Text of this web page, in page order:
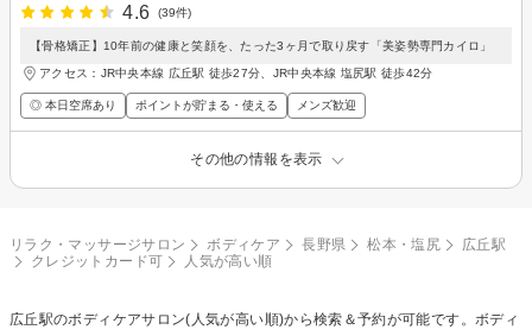
4.6
(39件)
【骨格矯正】10年前の健康と笑顔を、たった3ヶ月で取り戻す「美姿勢専門カイロ」
アクセス：JR中央本線 広丘駅 徒歩27分、JR中央本線 塩尻駅 徒歩42分
◎ 本日空席あり ポイントが貯まる・使える メンズ歓迎
その他の情報を表示
リラク・マッサージサロン ボディケア 長野県 松本・塩尻
広丘駅
クレジットカード可
人気が高い順
広丘駅のボディケアサロン(人気が高い順)から検索＆予約が可能です。ボディ